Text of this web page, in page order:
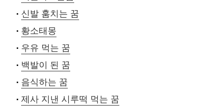
신발 훔치는 꿈
황소태몽
우유 먹는 꿈
백발이 된 꿈
음식하는 꿈
제사 지낸 시루떡 먹는 꿈